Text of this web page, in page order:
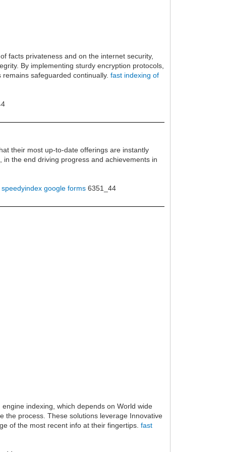
facts privateness and on the internet security,
By implementing sturdy encryption protocols,
remains safeguarded continually.fast indexing of
their most up-to-date offerings are instantly
the end driving progress and achievements in
speedyindex google forms 6351_44
indexing, which depends on World wide
the process. These solutions leverage Innovative
of the most recent info at their fingertips.fast